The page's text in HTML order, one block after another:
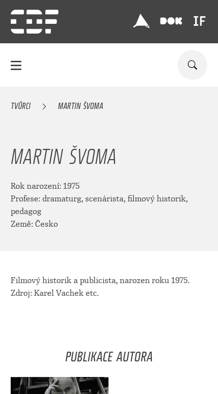
TVŮRCI MARTIN ŠVOMA
MARTIN ŠVOMA
Rok narození: 1975
Profese: dramaturg, scenárista, filmový historik,
pedagog
Země: Česko
Filmový historik a publicista, narozen roku 1975.
Zdroj: Karel Vachek etc.
PUBLIKACE AUTORA